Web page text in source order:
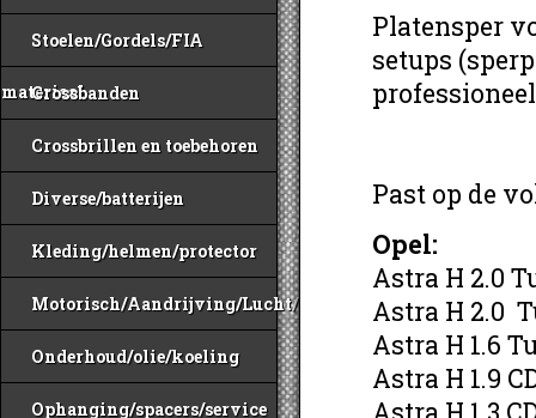
Stoelen/Gordels/FIA
materiaal
Crossbanden
Crossbrillen en toebehoren
Diverse/batterijen
Kleding/helmen/protector
Motorisch/Aandrijving/Lucht/Benzine
Onderhoud/olie/koeling
Ophanging/spacers/service
Platensper
setups
Past op de
Opel:
Astra H 2.0
Astra H 2.0
Astra H 1.6
Astra H 1.9